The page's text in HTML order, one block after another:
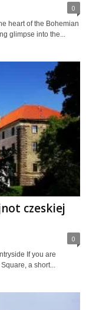
0
heart of the Bohemian
glimpse into the...
czeskiej
0
If you are
a short...